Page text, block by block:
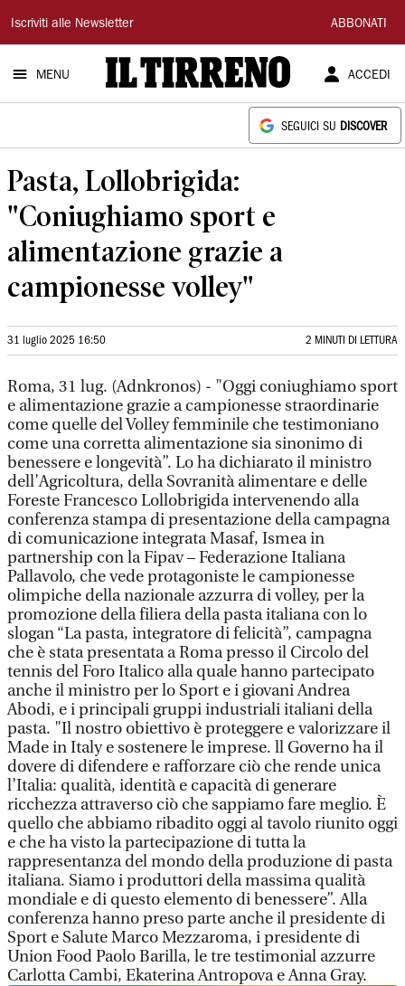
Il
Tirreno
Iscriviti alle Newsletter ABBONATI
MENU ACCEDI
SEGUICI SU DISCOVER
Pasta, Lollobrigida:
"Coniughiamo sport e
alimentazione grazie a
campionesse volley"
31 luglio 2025 16:50 2 MINUTI DI LETTURA
Roma, 31 lug. (Adnkronos) - "Oggi coniughiamo sport
e alimentazione grazie a campionesse straordinarie
come quelle del Volley femminile che testimoniano
come una corretta alimentazione sia sinonimo di
benessere e longevità”. Lo ha dichiarato il ministro
dell’Agricoltura, della Sovranità alimentare e delle
Foreste Francesco Lollobrigida intervenendo alla
conferenza stampa di presentazione della campagna
di comunicazione integrata Masaf, Ismea in
partnership con la Fipav – Federazione Italiana
Pallavolo, che vede protagoniste le campionesse
olimpiche della nazionale azzurra di volley, per la
promozione della filiera della pasta italiana con lo
slogan “La pasta, integratore di felicità”, campagna
che è stata presentata a Roma presso il Circolo del
tennis del Foro Italico alla quale hanno partecipato
anche il ministro per lo Sport e i giovani Andrea
Abodi, e i principali gruppi industriali italiani della
pasta. "Il nostro obiettivo è proteggere e valorizzare il
Made in Italy e sostenere le imprese. ll Governo ha il
dovere di difendere e rafforzare ciò che rende unica
l’Italia: qualità, identità e capacità di generare
ricchezza attraverso ciò che sappiamo fare meglio. È
quello che abbiamo ribadito oggi al tavolo riunito oggi
e che ha visto la partecipazione di tutta la
rappresentanza del mondo della produzione di pasta
italiana. Siamo i produttori della massima qualità
mondiale e di questo elemento di benessere”. Alla
conferenza hanno preso parte anche il presidente di
Sport e Salute Marco Mezzaroma, i presidente di
Union Food Paolo Barilla, le tre testimonial azzurre
Carlotta Cambi, Ekaterina Antropova e Anna Gray.